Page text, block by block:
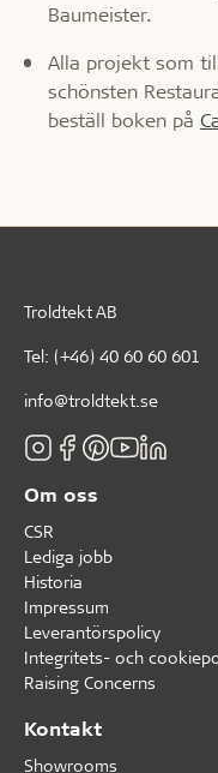
Baumeister.
Alla projekt som
schönsten
beställ boken på
Troldtekt AB
Tel: (+46) 40 60 60 601
info@troldtekt.se
Om oss
CSR
Lediga jobb
Historia
Impressum
Leverantörspolicy
Integritets- och
Raising Concerns
Kontakt
Showrooms